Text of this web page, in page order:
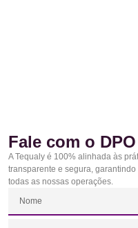
Fale com o DPO
A Tequaly é 100% alinhada às
transparente e segura,
todas as nossas operações.